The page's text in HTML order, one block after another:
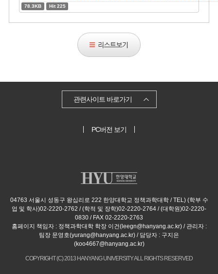
78.3KB Hit 225
스
트
관련사이트 바로가기
PC버전 보기
04763 서울시 성동구 왕십리로 222 한양대학교 정책과학대학 / TEL) (학부 수
업 및 학사)02-2220-2762 / (학적 및 장학)02-2220-2764 / (대학원)02-2220-
0830 / FAX 02-2220-2763
홈페이지 책임자 : 정책과학대학 학장 이건(leegn@hanyang.ac.kr) / 관리자 :
팀장 문영호(yurang@hanyang.ac.kr) / 담당자 : 구지은
(koo4667@hanyang.ac.kr)
COPYRIGHT (C) 2013 HANYANG UNIVERSITY ALL RIGHTS RESERVED